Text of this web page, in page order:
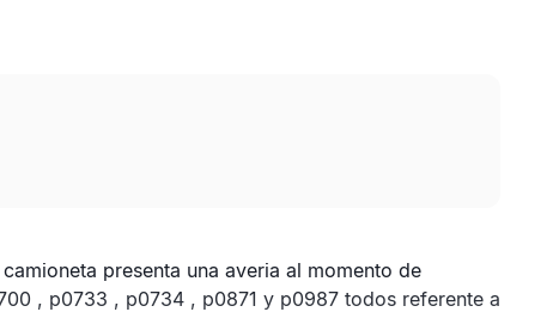
presenta una averia al momento de
, p0733 , p0734 , p0871 y p0987 todos referente a